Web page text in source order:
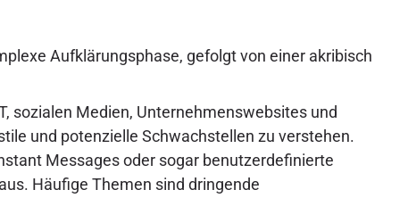
Aufklärungsphase, gefolgt von einer akribisch
sozialen Medien, Unternehmenswebsites und
und potenzielle Schwachstellen zu verstehen.
Messages oder sogar benutzerdefinierte
Häufige Themen sind dringende